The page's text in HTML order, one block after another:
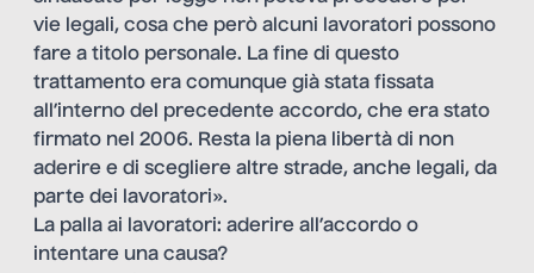
vie legali, cosa che però alcuni lavoratori possono
fare a titolo personale. La fine di questo
trattamento era comunque già stata fissata
all’interno del precedente accordo, che era stato
firmato nel 2006. Resta la piena libertà di non
aderire e di scegliere altre strade, anche legali, da
parte dei lavoratori».
La palla ai lavoratori: aderire all’accordo o
intentare una causa?